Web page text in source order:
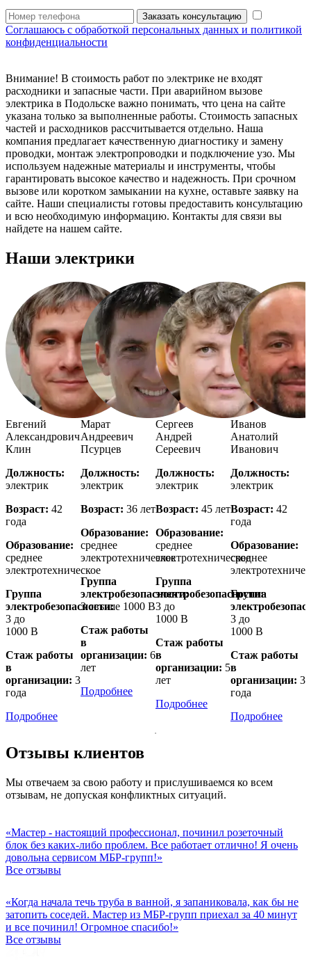
Заказать консультацию
Соглашаюсь с обработкой персональных данных и политикой
конфиденциальности
Внимание! В стоимость работ по электрике не входят
расходники и запасные части. При аварийном вызове
электрика в Подольске важно понимать, что цена на сайте
указана только за выполненные работы. Стоимость запасных
частей и расходников рассчитывается отдельно. Наша
компания предлагает качественную диагностику и замену
проводки, монтаж электропроводки и подключение узо. Мы
используем надежные материалы и инструменты, чтобы
гарантировать высокое качество и надежность. При срочном
вызове или коротком замыкании на кухне, оставьте заявку на
сайте. Наши специалисты готовы предоставить консультацию
и всю необходимую информацию. Контакты для связи вы
найдете на нашем сайте.
Наши электрики
Евгений
Александрович
Клин
Должность:
электрик
Возраст: 42
года
Образование:
среднее
электротехническое
Группа
электробезопасности:
3 до
1000 В
Стаж работы
в
организации: 3
года
Подробнее
Марат
Андреевич
Псурцев
Должность:
электрик
Возраст: 36 лет
Образование:
среднее
электротехническое
Группа
электробезопасности:
3 свыше 1000 В
Стаж работы
в
организации: 6
лет
Подробнее
Сергеев
Андрей
Сереевич
Должность:
электрик
Возраст: 45 лет
Образование:
среднее
электротехническое
Группа
электробезопасности:
3 до
1000 В
Стаж работы
в
организации: 5
лет
Подробнее
Иванов
Анатолий
Иванович
Должность:
электрик
Возраст: 42
года
Образование:
среднее
Группа
3 до
1000 В
Стаж работы
в
организации: 3
года
Подробнее
Отзывы клиентов
Мы отвечаем за свою работу и прислушиваемся ко всем
отзывам, не допуская конфликтных ситуаций.
«Мастер - настоящий профессионал, починил розеточный
блок без каких-либо проблем. Все работает отлично! Я очень
довольна сервисом МБР-групп!»
Все отзывы
«Когда начала течь труба в ванной, я запаниковала, как бы не
затопить соседей. Мастер из МБР-групп приехал за 40 минут
и все починил! Огромное спасибо!»
Все отзывы